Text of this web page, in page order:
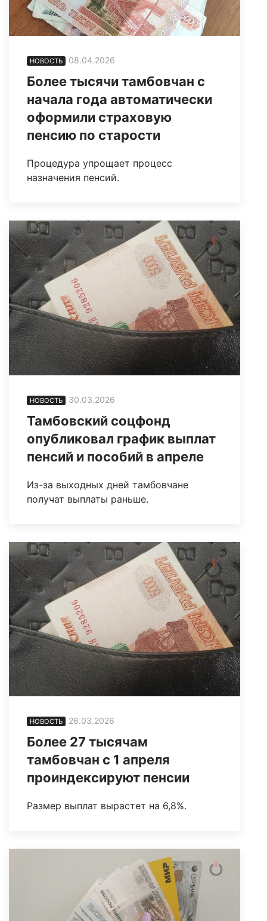
НОВОСТЬ 08.04.2026
Более тысячи тамбовчан с
начала года автоматически
оформили страховую
пенсию по старости
Процедура упрощает процесс
назначения пенсий.
НОВОСТЬ 30.03.2026
Тамбовский соцфонд
опубликовал график выплат
пенсий и пособий в апреле
Из-за выходных дней тамбовчане
получат выплаты раньше.
НОВОСТЬ 26.03.2026
Более 27 тысячам
тамбовчан с 1 апреля
проиндексируют пенсии
Размер выплат вырастет на 6,8%.